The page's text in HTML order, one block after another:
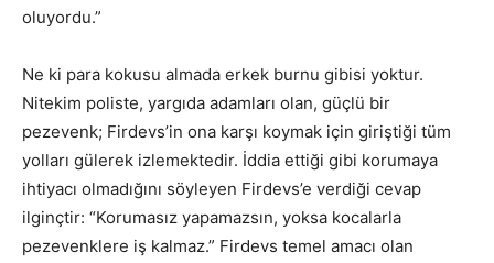
oluyordu.”
Ne ki para kokusu almada erkek burnu gibisi yoktur.
Nitekim poliste, yargıda adamları olan, güçlü bir
pezevenk; Firdevs’in ona karşı koymak için giriştiği tüm
yolları gülerek izlemektedir. İddia ettiği gibi korumaya
ihtiyacı olmadığını söyleyen Firdevs’e verdiği cevap
ilginçtir: “Korumasız yapamazsın, yoksa kocalarla
pezevenklere iş kalmaz.” Firdevs temel amacı olan